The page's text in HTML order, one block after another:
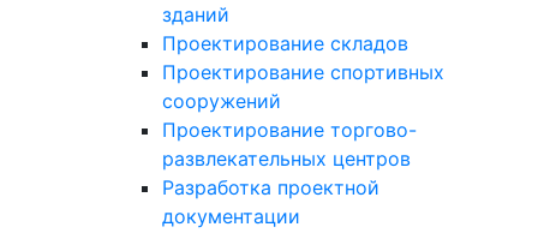
зданий
Проектирование складов
Проектирование спортивных
сооружений
Проектирование торгово-
развлекательных центров
Разработка проектной
документации